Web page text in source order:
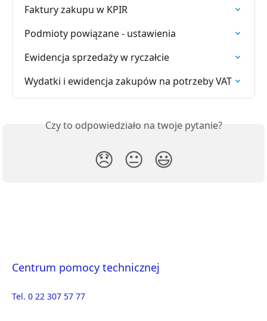
Faktury zakupu w KPIR
Podmioty powiązane - ustawienia
Ewidencja sprzedaży w ryczałcie
Wydatki i ewidencja zakupów na potrzeby VAT
Czy to odpowiedziało na twoje pytanie?
😞 😐 😃
Centrum pomocy technicznej
Tel. 0 22 307 57 77